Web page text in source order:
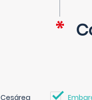
Cesárea